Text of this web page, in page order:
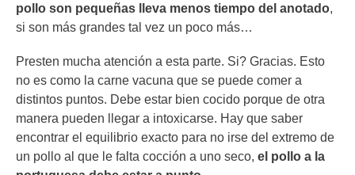
pollo son pequeñas lleva menos tiempo del anotado,
si son más grandes tal vez un poco más…
Presten mucha atención a esta parte. Si? Gracias. Esto
no es como la carne vacuna que se puede comer a
distintos puntos. Debe estar bien cocido porque de otra
manera pueden llegar a intoxicarse. Hay que saber
encontrar el equilibrio exacto para no irse del extremo de
un pollo al que le falta cocción a uno seco, el pollo a la